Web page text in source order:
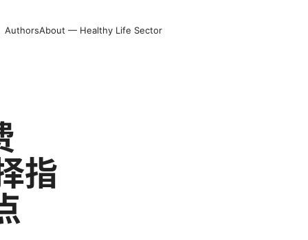
AuthorsAbout — Healthy Life Sector
指